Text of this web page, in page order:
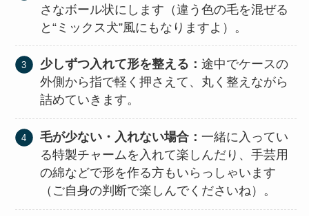
さなボール状にします（違う色の毛を混ぜる
と“ミックス犬”風にもなりますよ）。
少しずつ入れて形を整える：途中でケースの
外側から指で軽く押さえて、丸く整えながら
詰めていきます。
毛が少ない・入れない場合：一緒に入ってい
る特製チャームを入れて楽しんだり、手芸用
の綿などで形を作る方もいらっしゃいます
（ご自身の判断で楽しんでくださいね）。